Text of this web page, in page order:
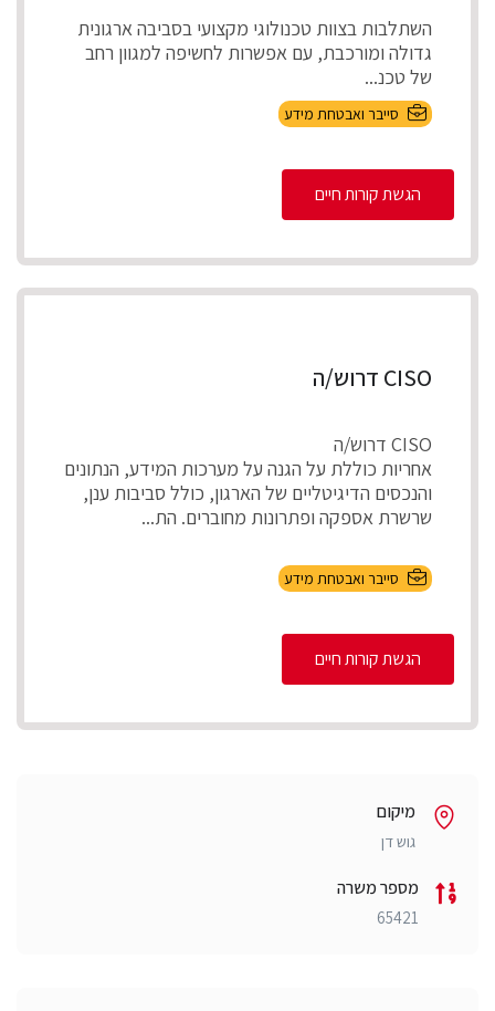
השתלבות בצוות טכנולוגי מקצועי בסביבה ארגונית
גדולה ומורכבת, עם אפשרות לחשיפה למגוון רחב
של טכנ...
סייבר ואבטחת מידע
הגשת קורות חיים
CISO דרוש/ה
CISO דרוש/ה
אחריות כוללת על הגנה על מערכות המידע, הנתונים
והנכסים הדיגיטליים של הארגון, כולל סביבות ענן,
שרשרת אספקה ופתרונות מחוברים. הת...
סייבר ואבטחת מידע
הגשת קורות חיים
מיקום
גוש דן
מספר משרה
65421